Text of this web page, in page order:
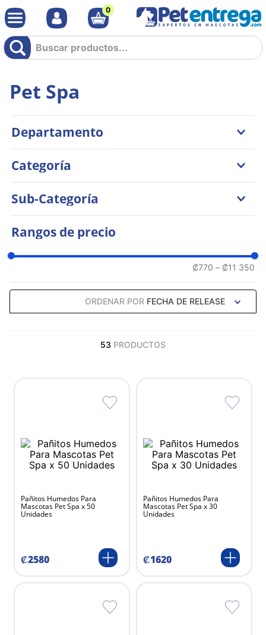
0
Buscar productos...
ORDENAR POR FECHA DE RELEASE
Departamento
Gatos
Categoría
Accesorios
Salud
Sub-Categoría
Jabones y Shampoos
Arenas y Areneros
Cuidados Especiales
Suplementos Vitamínicos
Comederos y Bebederos
Rangos de precio
₡770 – ₡11 350
Pet Spa
53 PRODUCTOS
Pañitos Humedos Para
Mascotas Pet Spa x 50
Unidades
₡2580
Pañitos Humedos Para
Mascotas Pet Spa x 30
Unidades
₡1620